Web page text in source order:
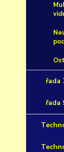
řada
řada